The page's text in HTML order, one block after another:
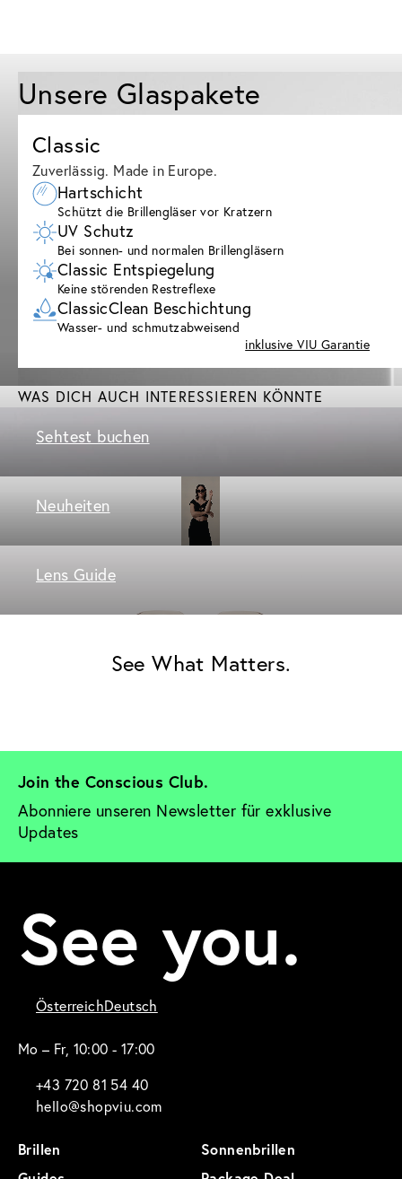
Unsere Glaspakete
Classic
Zuverlässig. Made in Europe.
Hartschicht
Schützt die Brillengläser vor Kratzern
UV Schutz
Bei sonnen- und normalen Brillengläsern
Classic Entspiegelung
Keine störenden Restreflexe
ClassicClean Beschichtung
Wasser- und schmutzabweisend
inklusive VIU Garantie
WAS DICH AUCH INTERESSIEREN KÖNNTE
Sehtest buchen
Neuheiten
Lens Guide
See What Matters.
Join the Conscious Club.
Abonniere unseren Newsletter für exklusive
Updates
See you.
ÖsterreichDeutsch
Mo – Fr, 10:00 - 17:00
+43 720 81 54 40
hello@shopviu.com
Brillen
Sonnenbrillen